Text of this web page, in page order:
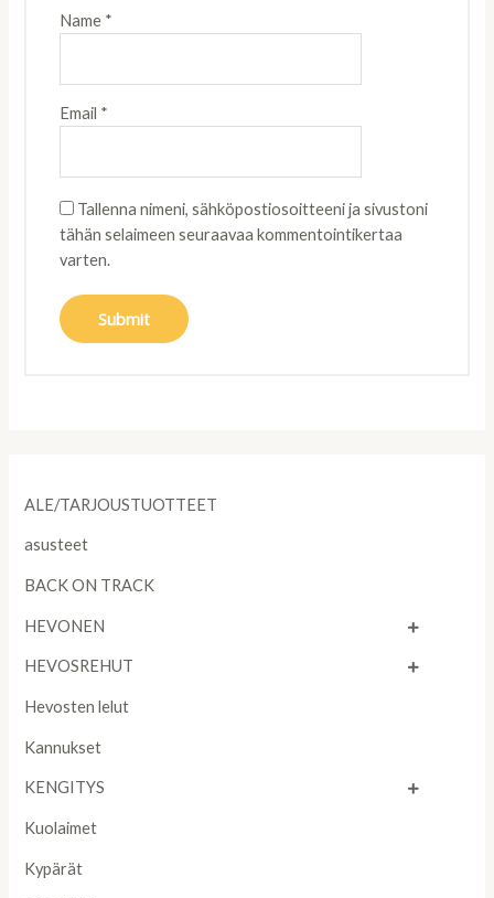
ALE/TARJOUSTUOTTEET
asusteet
BACK ON TRACK
HEVONEN
HEVOSREHUT
Hevosten lelut
Kannukset
KENGITYS
Kuolaimet
Kypärät
Name *
Email *
Tallenna nimeni, sähköpostiosoitteeni ja sivustoni
tähän selaimeen seuraavaa kommentointikertaa
varten.